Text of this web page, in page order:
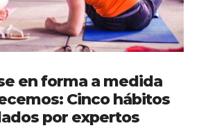
en forma a medida
Cinco hábitos
por expertos